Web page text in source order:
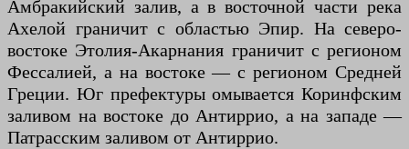
Амбракийский залив, а в восточной части река
Ахелой граничит с областью Эпир. На северо-
востоке Этолия-Акарнания граничит с регионом
Фессалией, а на востоке — с регионом Средней
Греции. Юг префектуры омывается Коринфским
заливом на востоке до Антиррио, а на западе —
Патрасским заливом от Антиррио.